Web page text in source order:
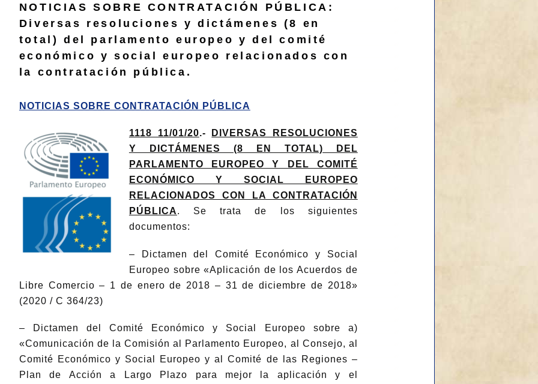
NOTICIAS SOBRE CONTRATACIÓN PÚBLICA:
Diversas resoluciones y dictámenes (8 en
total) del parlamento europeo y del comité
económico y social europeo relacionados con
la contratación pública.
NOTICIAS SOBRE CONTRATACIÓN PÚBLICA
1118_11/01/20.-
DIVERSAS RESOLUCIONES
Y DICTÁMENES (8 EN TOTAL) DEL
PARLAMENTO EUROPEO Y DEL COMITÉ
ECONÓMICO Y SOCIAL EUROPEO
RELACIONADOS CON LA CONTRATACIÓN
PÚBLICA. Se trata de los siguientes
documentos:
– Dictamen del Comité Económico y Social
Europeo sobre «Aplicación de los Acuerdos de
Libre Comercio – 1 de enero de 2018 – 31 de diciembre de 2018»
(2020 / C 364/23)
– Dictamen del Comité Económico y Social Europeo sobre a)
«Comunicación de la Comisión al Parlamento Europeo, al Consejo, al
Comité Económico y Social Europeo y al Comité de las Regiones –
Plan de Acción a Largo Plazo para mejor la aplicación y el